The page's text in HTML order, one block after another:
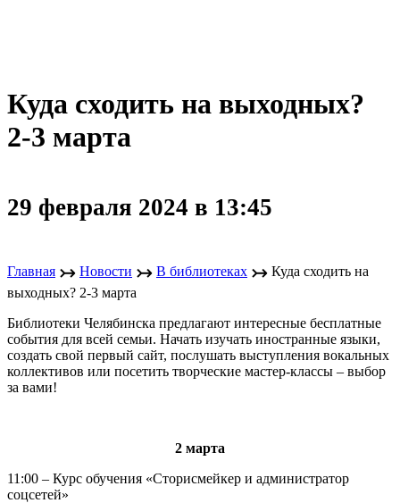
Куда сходить на выходных?
2-3 марта
29 февраля 2024 в 13:45
Главная ↣ Новости ↣ В библиотеках ↣ Куда сходить на
выходных? 2-3 марта
Библиотеки Челябинска предлагают интересные бесплатные
события для всей семьи. Начать изучать иностранные языки,
создать свой первый сайт, послушать выступления вокальных
коллективов или посетить творческие мастер-классы – выбор
за вами!
2 марта
11:00 – Курс обучения «Сторисмейкер и администратор
соцсетей»